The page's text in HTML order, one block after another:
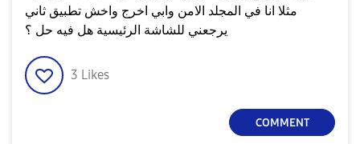
مثلا انا في المجلد الامن وابي اخرج واخش تطبيق ثاني
يرجعني للشاشة الرئيسية هل فيه حل ؟
3 Likes
COMMENT